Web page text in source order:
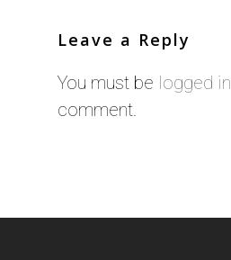
Leave a Reply
You must be logged in
comment.